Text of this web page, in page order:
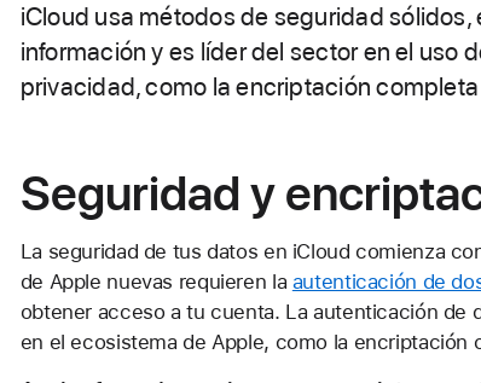
iCloud usa métodos de seguridad
información y es líder del sector en el uso
privacidad, como la encriptación
Seguridad y
La seguridad de tus datos en iCloud comienza
de Apple nuevas requieren la autenticación de
obtener acceso a tu cuenta. La autenticación
en el ecosistema de Apple, como la encriptación